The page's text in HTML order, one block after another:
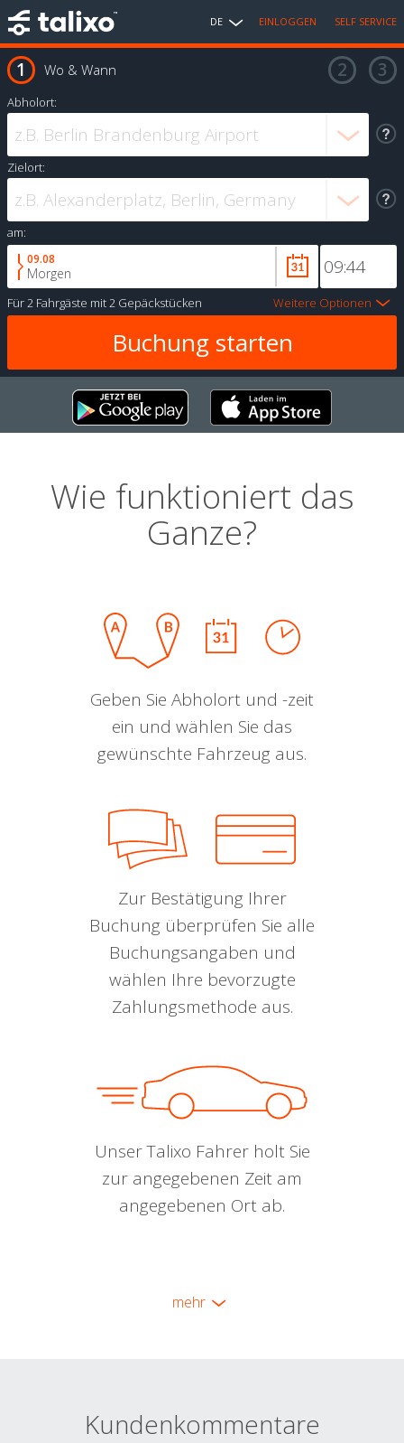
DE EINLOGGEN SELF SERVICE
Wo & Wann
Abholort:
Zielort:
am:
09.08
Morgen
Für2 Fahrgäste mit2 Gepäckstücken Weitere Optionen
Wie funktioniert das
Ganze?
Geben Sie Abholort und -zeit
ein und wählen Sie das
gewünschte Fahrzeug aus.
Zur Bestätigung Ihrer
Buchung überprüfen Sie alle
Buchungsangaben und
wählen Ihre bevorzugte
Zahlungsmethode aus.
Unser Talixo Fahrer holt Sie
zur angegebenen Zeit am
angegebenen Ort ab.
mehr
Kundenkommentare